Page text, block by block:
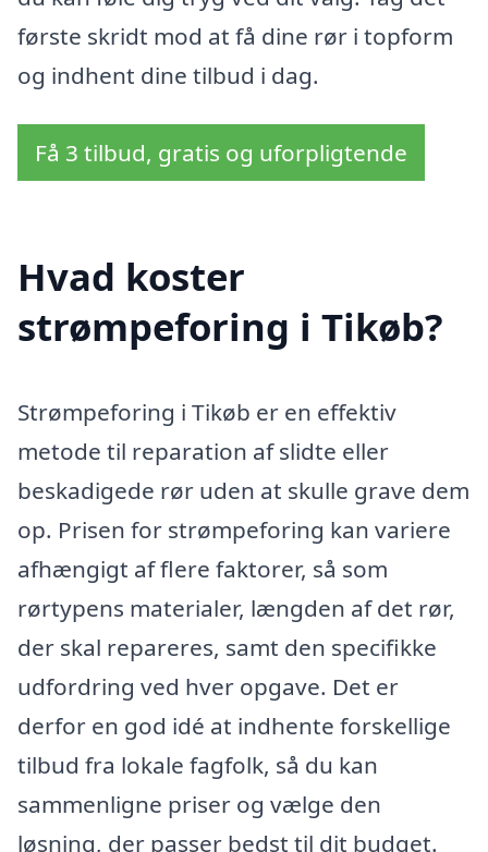
første skridt mod at få dine rør i topform
og indhent dine tilbud i dag.
Få 3 tilbud, gratis og uforpligtende
Hvad koster
strømpeforing i Tikøb?
Strømpeforing i Tikøb er en effektiv
metode til reparation af slidte eller
beskadigede rør uden at skulle grave dem
op. Prisen for strømpeforing kan variere
afhængigt af flere faktorer, så som
rørtypens materialer, længden af det rør,
der skal repareres, samt den specifikke
udfordring ved hver opgave. Det er
derfor en god idé at indhente forskellige
tilbud fra lokale fagfolk, så du kan
sammenligne priser og vælge den
løsning, der passer bedst til dit budget.